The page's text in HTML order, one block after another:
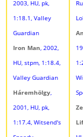
2003, HU, pk,
1:18.1, Valley
Guardian
Iron Man, 2002,
HU, stpm, 1:18.4,
Valley Guardian
Háremhölgy,
2001, HU, pk,
1:17.4, Witsend's